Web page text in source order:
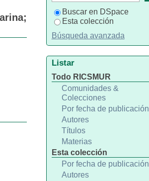
;
Buscar en DSpace
Esta colección
Búsqueda avanzada
Listar
Todo RICSMUR
Comunidades &
Colecciones
Por fecha de publicación
Autores
Títulos
Materias
Esta colección
Por fecha de publicación
Autores